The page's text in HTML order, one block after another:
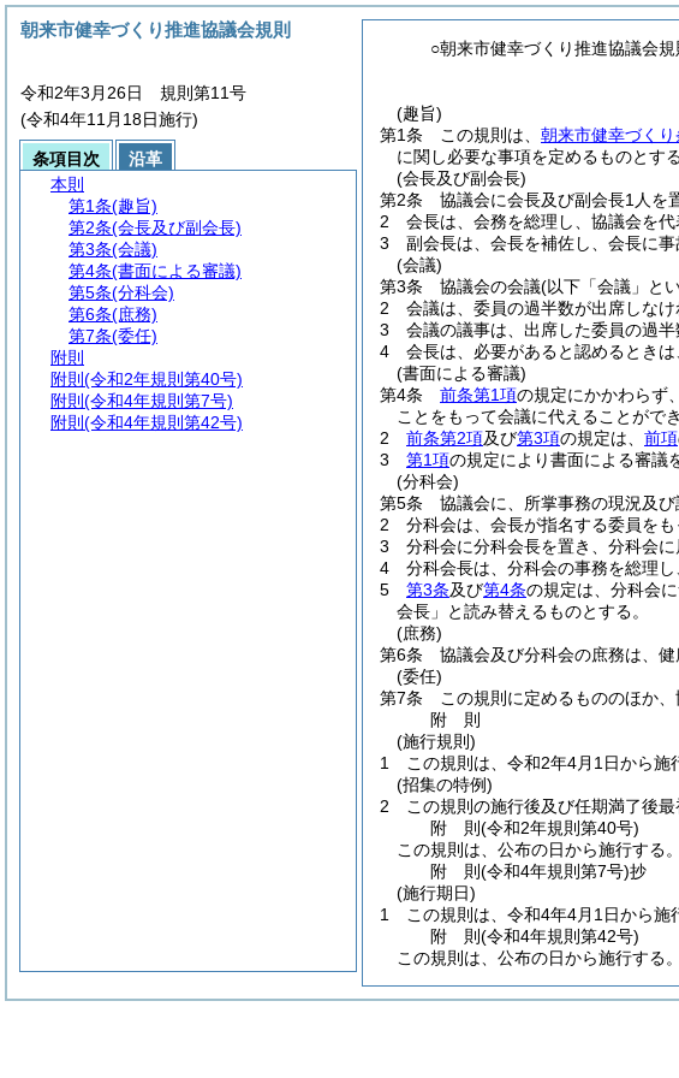
○朝来市健幸づくり推進協議会規
(趣旨)
第1条
この規則は、 朝来市健幸づくり
に関し必要な事項を定めるものとする
(会長及び副会長)
第2条
協議会に会長及び副会長1人を
2
会長は、会務を総理し、協議会を代
3
副会長は、会長を補佐し、会長に
(会議)
第3条
協議会の会議(以下「会議」と
2
会議は、委員の過半数が出席しなけ
3
会議の議事は、出席した委員の過
4
会長は、必要があると認めるとき
(書面による審議)
第4条
前条第1項の規定にかかわらず
ことをもって会議に代えることができ
2
前条第2項及び第3項の規定は、 前項
3
第1項の規定により書面による審議
(分科会)
第5条
協議会に、所掌事務の現況及
2
分科会は、会長が指名する委員をも
3
分科会に分科会長を置き、分科会
4
分科会長は、分科会の事務を総理
5
第3条及び第4条の規定は、分科会に
会長」と読み替えるものとする。
(庶務)
第6条
協議会及び分科会の庶務は、
(委任)
第7条
この規則に定めるもののほか
附 則
(施行規則)
1
この規則は、令和2年4月1日から施
(招集の特例)
2
この規則の施行後及び任期満了後最
附 則(令和2年規則第40号)
この規則は、公布の日から施行する。
附 則(令和4年規則第7号)抄
(施行期日)
1
この規則は、令和4年4月1日から施
附 則(令和4年規則第42号)
この規則は、公布の日から施行する。
朝来市健幸づくり推進協議会規則
令和2年3月26日 規則第11号
(令和4年11月18日施行)
条項目次
沿革
本則
第1条(趣旨)
第2条(会長及び副会長)
第3条(会議)
第4条(書面による審議)
第5条(分科会)
第6条(庶務)
第7条(委任)
附則
附則 (令和2年規則第40号)
附則 (令和4年規則第7号)
附則 (令和4年規則第42号)